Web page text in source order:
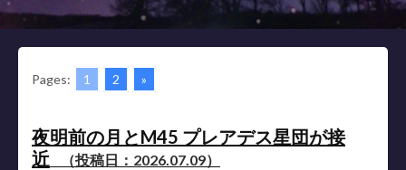
Pages: 1 2 »
夜明前の月とM45 プレアデス星団が接
近 （投稿日：2026.07.09）